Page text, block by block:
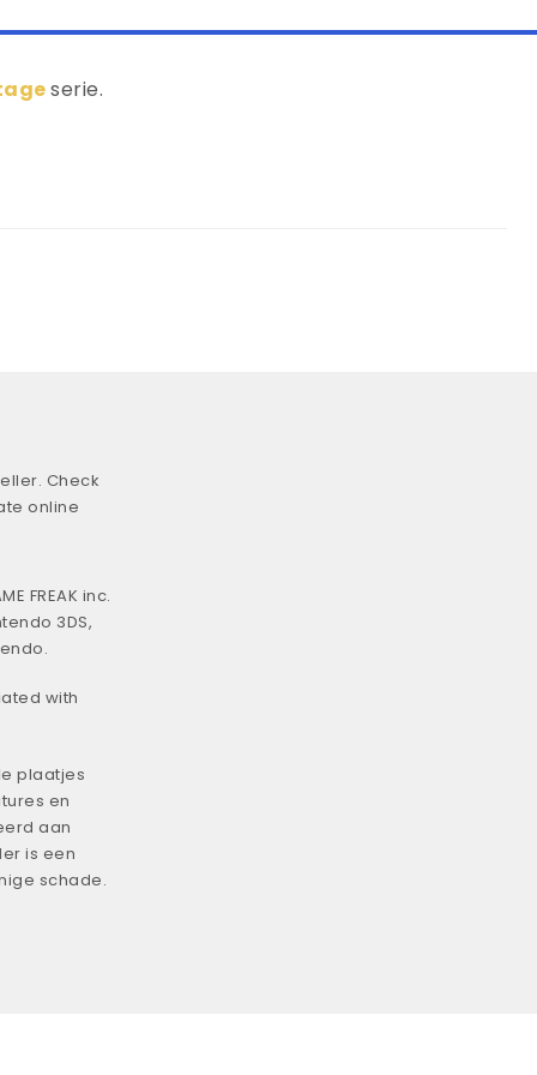
serie.
Check
online
FREAK inc.
3DS,
with
plaatjes
en
aan
is een
schade.